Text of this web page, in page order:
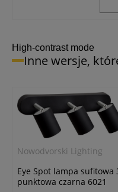
Lumenix
Żarówka LED GU10/8W/
ciepła biała
Żarówka LED ściemnialna
GU10/6W/2700K ciepła biała
24h
High-contrast mode
Inne wersje,
Nowodvorski Lighting
Eye Spot lampa sufitowa
punktowa czarna 6021